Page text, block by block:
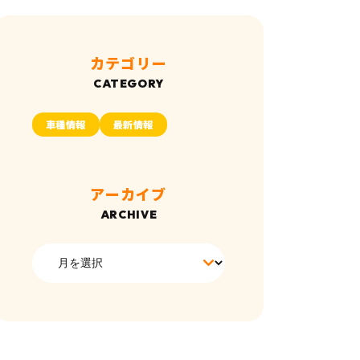
カテゴリー
車種情報 最新情報
アーカイブ